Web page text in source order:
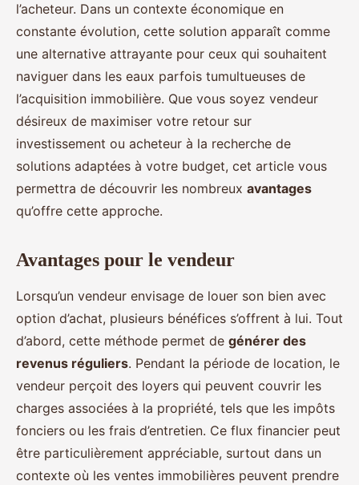
Chloé•20 décembre 2024•6 min de lecture
l’acheteur. Dans un contexte économique en
constante évolution, cette solution apparaît comme
une alternative attrayante pour ceux qui souhaitent
naviguer dans les eaux parfois tumultueuses de
l’acquisition immobilière. Que vous soyez vendeur
désireux de maximiser votre retour sur
investissement ou acheteur à la recherche de
solutions adaptées à votre budget, cet article vous
permettra de découvrir les nombreux avantages
qu’offre cette approche.
Avantages pour le vendeur
Lorsqu’un vendeur envisage de louer son bien avec
option d’achat, plusieurs bénéfices s’offrent à lui. Tout
d’abord, cette méthode permet de générer des
revenus réguliers. Pendant la période de location, le
vendeur perçoit des loyers qui peuvent couvrir les
charges associées à la propriété, tels que les impôts
fonciers ou les frais d’entretien. Ce flux financier peut
être particulièrement appréciable, surtout dans un
contexte où les ventes immobilières peuvent prendre